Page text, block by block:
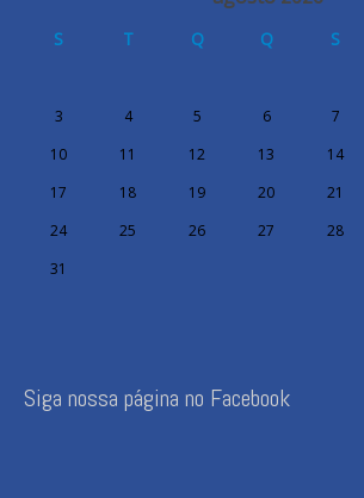
S T Q Q S
3
4 5 6 7
10
11 12 13 14
17
18 19 20 21
24
25 26 27 28
31
Siga nossa página no Facebook